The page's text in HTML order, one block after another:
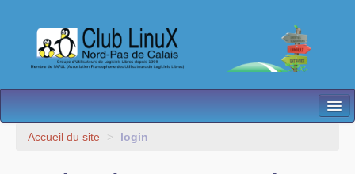
L’Association
Accueil du site > login